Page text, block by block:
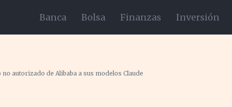
Banca Bolsa Finanzas Inversión
autorizado de Alibaba a sus modelos Claude